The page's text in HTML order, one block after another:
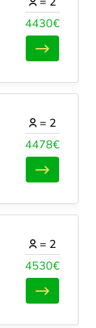
4430€
4478€
= 2
4530€
= 2